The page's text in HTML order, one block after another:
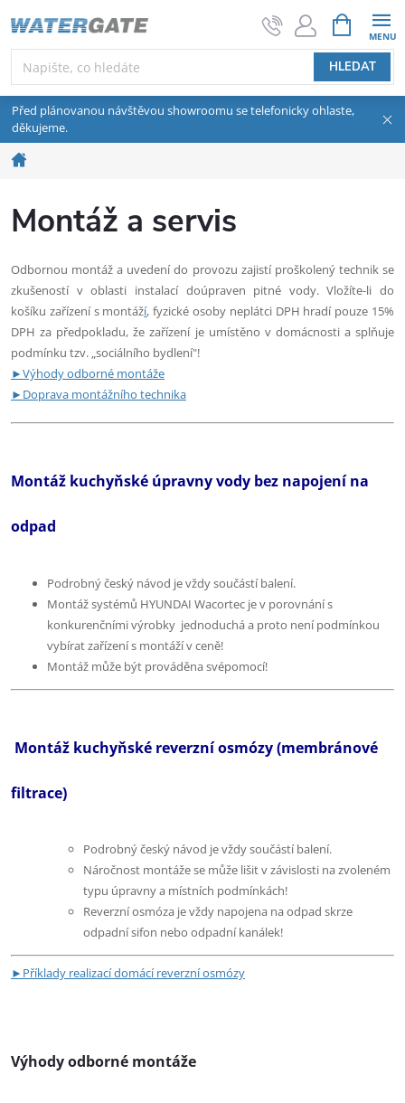
HLEDAT
Před plánovanou návštěvou showroomu se telefonicky ohlaste,
děkujeme.
Montáž a servis
Odbornou montáž a uvedení do provozu zajistí proškolený technik se
zkušeností v oblasti instalací doúpraven pitné vody. Vložíte-li do
košíku zařízení s montáží, fyzické osoby neplátci DPH hradí pouze 15%
DPH za předpokladu, že zařízení je umístěno v domácnosti a splňuje
podmínku tzv. „sociálního bydlení"!
►Výhody odborné montáže
►Doprava montážního technika
Montáž kuchyňské úpravny vody bez napojení na
odpad
Podrobný český návod je vždy součástí balení.
Montáž systémů HYUNDAI Wacortec je v porovnání s
konkurenčními výrobky jednoduchá a proto není podmínkou
vybírat zařízení s montáží v ceně!
Montáž může být prováděna svépomocí!
Montáž kuchyňské reverzní osmózy (membránové
filtrace)
Podrobný český návod je vždy součástí balení.
Náročnost montáže se může lišit v závislosti na zvoleném
typu úpravny a místních podmínkách!
Reverzní osmóza je vždy napojena na odpad skrze
odpadní sifon nebo odpadní kanálek!
►Příklady realizací domácí reverzní osmózy
Výhody odborné montáže